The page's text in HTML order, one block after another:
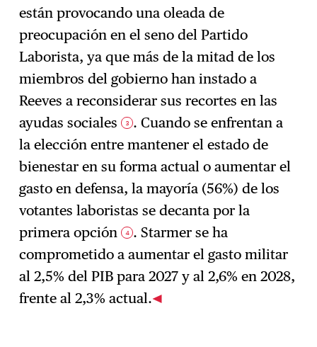
están provocando una oleada de
preocupación en el seno del Partido
Laborista, ya que más de la mitad de los
miembros del gobierno han instado a
Reeves a reconsiderar sus recortes en las
ayudas sociales 3 . Cuando se enfrentan a
la elección entre mantener el estado de
bienestar en su forma actual o aumentar el
gasto en defensa, la mayoría (56%) de los
votantes laboristas se decanta por la
primera opción 4 . Starmer se ha
comprometido a aumentar el gasto militar
al 2,5% del PIB para 2027 y al 2,6% en 2028,
frente al 2,3% actual.